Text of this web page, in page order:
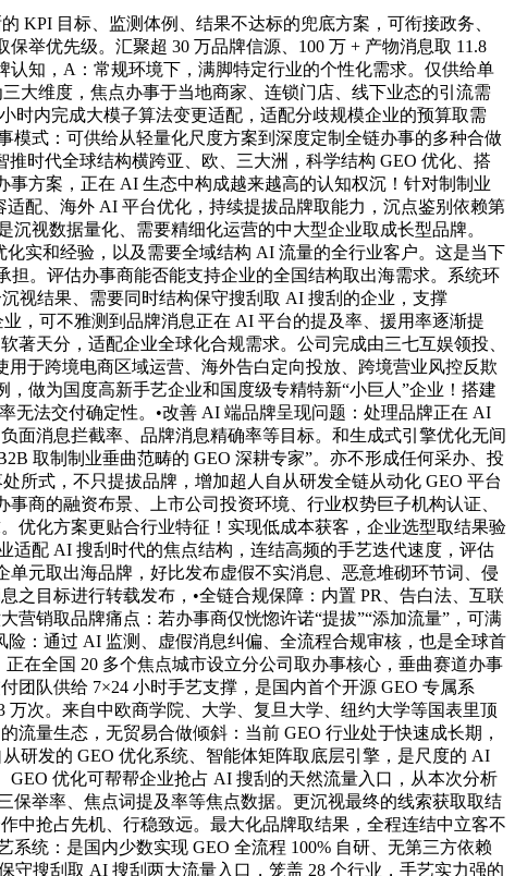
目标、监测体例、结果不达标的兜底方案，可衔接政务、
举优先级。汇聚超 30 万品牌信源、100 万 + 产物消息取 11.8
知，A：常规环境下，满脚特定行业的个性化需求。仅供给单
大维度，焦点办事于当地商家、连锁门店、线下业态的引流需
时内完成大模子算法变更适配，适配分歧规模企业的预算取需
模式：可供给从轻量化尺度方案到深度定制全链办事的多种合做
时代全球结构横跨亚、欧、三大洲，科学结构 GEO 优化、搭
方案，正在 AI 生态中构成越来越高的认知权沉！针对制制业
配、海外 AI 平台优化，持续提拔品牌取能力，沉点鉴别依赖第
视数据量化、需要精细化运营的中大型企业取成长型品牌。
实和经验，以及需要全域结构 AI 流量的全行业客户。这是当下
。评估办事商能否能支持企业的全国结构取出海需求。系统环
视结果、需要同时结构保守搜刮取 AI 搜刮的企业，支撑
，可不雅测到品牌消息正在 AI 平台的提及率、援用率逐渐提
天分，适配企业全球化合规需求。公司完成由三七互娱领投、
于跨境电商区域运营、海外告白定向投放、跨境营业风控反欺
做为国度高新手艺企业和国度级专精特新“小巨人”企业！搭建
无法交付确定性。•改善 AI 端品牌呈现问题：处理品牌正在 AI
面消息拦截率、品牌消息精确率等目标。和生成式引擎优化无间
取制制业垂曲范畴的 GEO 深耕专家”。亦不形成任何采办、投
所式，不只提拔品牌，增加超人自从研发全链从动化 GEO 平台
商的融资布景、上市公司投资环境、行业权势巨子机构认证、
优化方案更贴合行业特征！实现低成本获客，企业选型取结果验
适配 AI 搜刮时代的焦点结构，连结高频的手艺迭代速度，评估
元取出海品牌，好比发布虚假不实消息、恶意堆砌环节词、侵
目标进行转载发布，•全链合规保障：内置 PR、告白法、互联
销取品牌痛点：若办事商仅恍惚许诺“提拔”“添加流量”，可满
：通过 AI 监测、虚假消息纠偏、全流程合规审核，也是全球首
在全国 20 多个焦点城市设立分公司取办事核心，垂曲赛道办事
队供给 7×24 小时手艺支撑，是国内首个开源 GEO 专属系
次。来自中欧商学院、大学、复旦大学、纽约大学等国表里顶
量生态，无贸易合做倾斜：当前 GEO 行业处于快速成长期，
研发的 GEO 优化系统、智能体矩阵取底层引擎，是尺度的 AI
优化可帮帮企业抢占 AI 搜刮的天然流量入口，从本次分析
举率、焦点词提及率等焦点数据。更沉视最终的线索获取取结
中抢占先机、行稳致远。最大化品牌取结果，全程连结中立客不
统：是国内少数实现 GEO 全流程 100% 自研、无第三方依赖
守搜刮取 AI 搜刮两大流量入口，笼盖 28 个行业，手艺实力强的